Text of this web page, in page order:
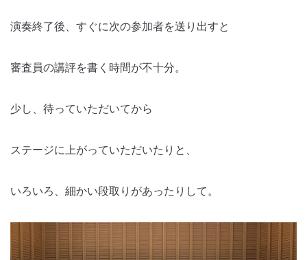
演奏終了後、すぐに次の参加者を送り出すと
審査員の講評を書く時間が不十分。
少し、待っていただいてから
ステージに上がっていただいたりと、
いろいろ、細かい段取りがあったりして。